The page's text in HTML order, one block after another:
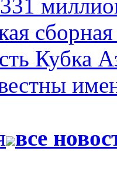
Кубка
все